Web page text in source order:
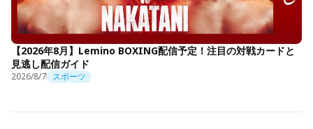
【2026年8月】Lemino BOXING配信予定！注目の対戦カードと
見逃し配信ガイド
2026/8/7 スポーツ